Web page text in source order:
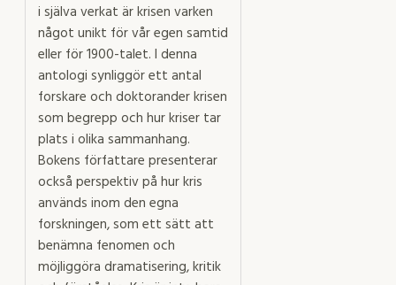
i själva verkat är krisen varken
något unikt för vår egen samtid
eller för 1900-talet. I denna
antologi synliggör ett antal
forskare och doktorander krisen
som begrepp och hur kriser tar
plats i olika sammanhang.
Bokens författare presenterar
också perspektiv på hur kris
används inom den egna
forskningen, som ett sätt att
benämna fenomen och
möjliggöra dramatisering, kritik